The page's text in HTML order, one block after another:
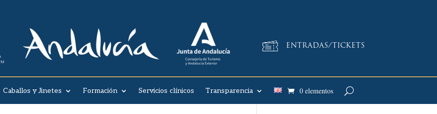
ENTRADAS/TICKETS
Caballos y Jinetes Formación Servicios clínicos Transparencia 0 elementos